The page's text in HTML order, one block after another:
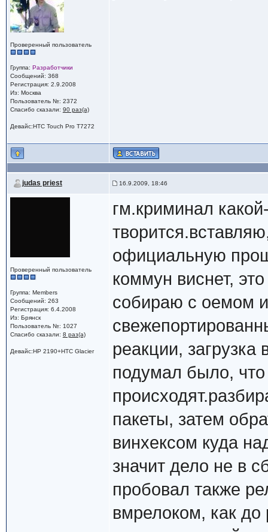
Проверенный пользователь
Группа: Разработчики
Сообщений: 368
Регистрация: 2.9.2008
Из: Москва
Пользователь №: 2372
Спасибо сказали: 90 раз(а)
Девайс:HTC Touch Pro T7272
judas priest 16.9.2009, 18:46
Проверенный пользователь
Группа: Members
Сообщений: 263
Регистрация: 6.4.2008
Из: Брянск
Пользователь №: 1027
Спасибо сказали: 8 раз(а)
Девайс:HP 2190+HTC Glacier
гм.криминал
официальную
коммун виснет,
собираю с оемом
реакции,
подумал было,
пакеты, затем
винхексом куда
значит дело не в
пробовал также
вмрелоком, как